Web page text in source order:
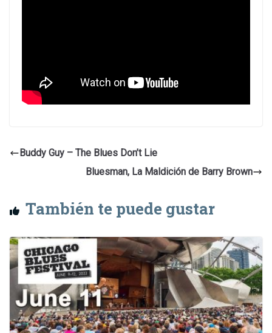
Buddy Guy – The Blues Don’t Lie
Bluesman, La Maldición de Barry Brown
También te puede gustar